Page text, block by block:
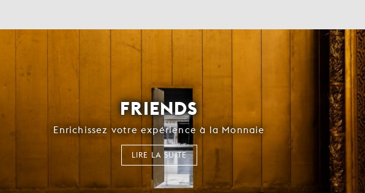
FRIENDS
Enrichissez votre expérience à la Monnaie
LIRE LA SUITE